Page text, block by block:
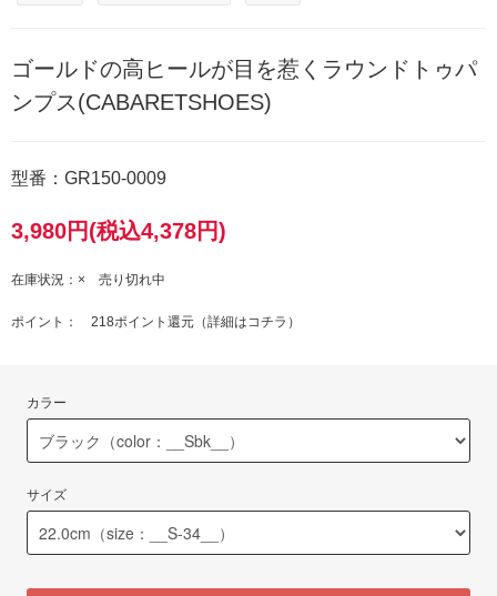
ゴールドの高ヒールが目を惹くラウンドトゥパ
ンプス(CABARETSHOES)
型番：GR150-0009
3,980円(税込4,378円)
在庫状況：× 売り切れ中
ポイント： 218ポイント還元（詳細はコチラ ）
カラー
サイズ